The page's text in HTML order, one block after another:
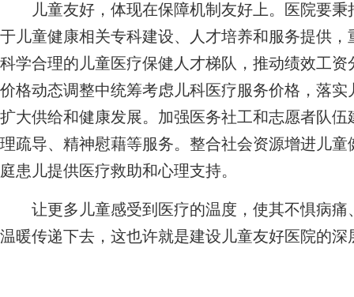
儿童友好，体现在保障机制友好上。医院要秉
于儿童健康相关专科建设、人才培养和服务提供
科学合理的儿童医疗保健人才梯队，推动绩效工
价格动态调整中统筹考虑儿科医疗服务价格，落
扩大供给和健康发展。加强医务社工和志愿者队
理疏导、精神慰藉等服务。整合社会资源增进儿
庭患儿提供医疗救助和心理支持。
让更多儿童感受到医疗的温度，使其不惧病痛
温暖传递下去，这也许就是建设儿童友好医院的深